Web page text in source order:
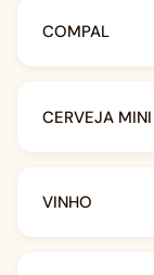
COMPAL
CERVEJA MINI
VINHO